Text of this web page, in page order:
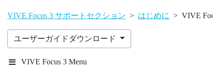
VIVE Focus 3 サポートセクション > はじめに > VIVE
ユーザーガイドダウンロード
VIVE Focus 3 Menu